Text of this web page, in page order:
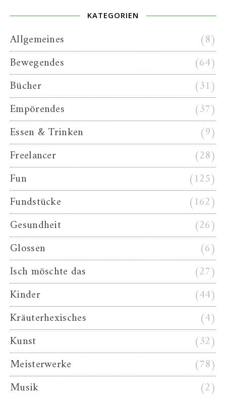
KATEGORIEN
Allgemeines
(8)
Bewegendes
(64)
Bücher
(31)
Empörendes
(37)
Essen & Trinken
(9)
Freelancer
(28)
Fun
(125)
Fundstücke
(162)
Gesundheit
(26)
Glossen
(6)
Isch möschte das
(27)
Kinder
(44)
Kräuterhexisches
(4)
Kunst
(32)
Meisterwerke
(78)
Musik
(2)